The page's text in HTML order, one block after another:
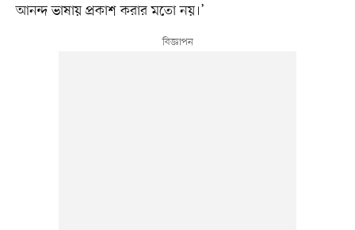
আনন্দ ভাষায় প্রকাশ করার মতো নয়।’